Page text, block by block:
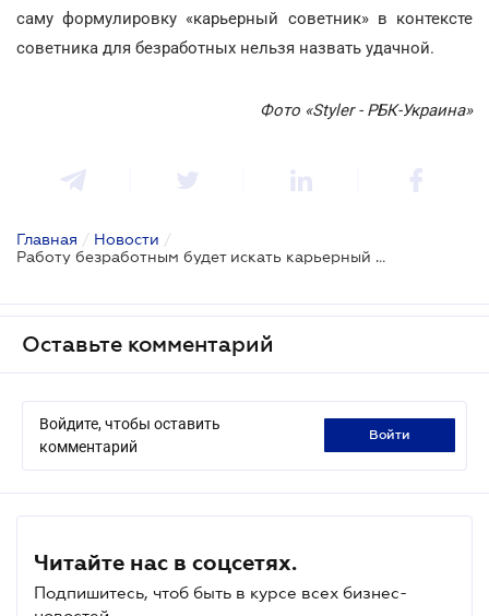
саму формулировку «карьерный советник» в контексте
советника для безработных нельзя назвать удачной.
Фото «Styler - РБК-Украина»
Главная / Новости /
Работу безработным будет искать карьерный советник
Оставьте комментарий
Войдите, чтобы оставить
комментарий
войти
Читайте нас в соцсетях.
Подпишитесь, чтоб быть в курсе всех бизнес-